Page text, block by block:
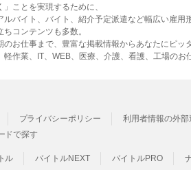
ことを実現するために、
バイト、バイト、紹介予定派遣など幅広い雇用
コンテンツも多数。
お仕事まで、豊富な掲載情報からあなたにピッ
作業、IT、WEB、医療、介護、看護、工場のお
プライバシーポリシー 利用者情報の外部
ドで探す
ル バイトルNEXT バイトルPRO